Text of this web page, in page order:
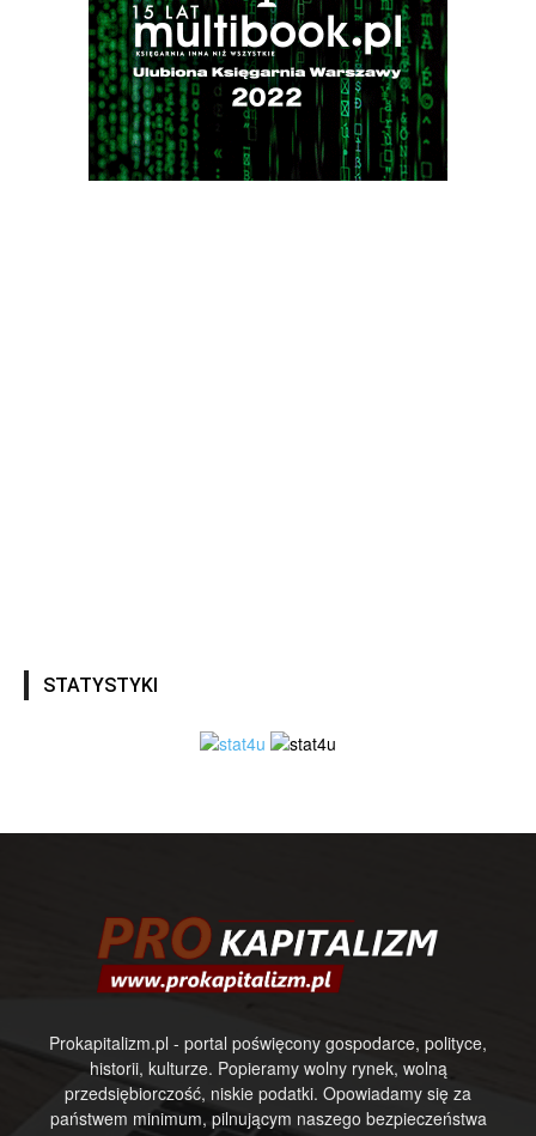
STATYSTYKI
Prokapitalizm.pl - portal poświęcony gospodarce, polityce,
historii, kulturze. Popieramy wolny rynek, wolną
przedsiębiorczość, niskie podatki. Opowiadamy się za
państwem minimum, pilnującym naszego bezpieczeństwa